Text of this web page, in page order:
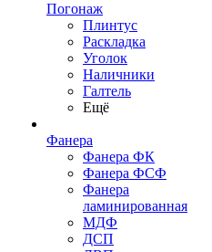
Погонаж
Плинтус
Раскладка
Уголок
Наличники
Галтель
Ещё
Фанера
Фанера ФК
Фанера ФСФ
Фанера
ламинированная
МДФ
ДСП